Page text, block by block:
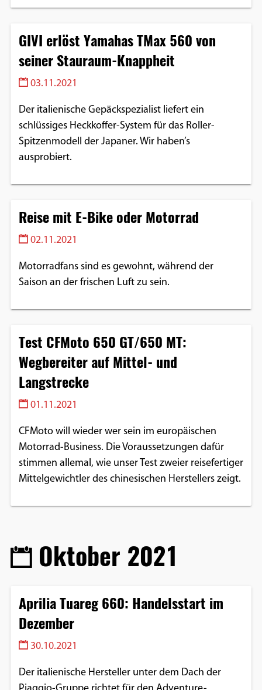
GIVI erlöst Yamahas TMax 560 von
seiner Stauraum-Knappheit
03.11.2021
Der italienische Gepäckspezialist liefert ein
schlüssiges Heckkoffer-System für das Roller-
Spitzenmodell der Japaner. Wir haben’s
ausprobiert.
Reise mit E-Bike oder Motorrad
02.11.2021
Motorradfans sind es gewohnt, während der
Saison an der frischen Luft zu sein.
Test CFMoto 650 GT/650 MT:
Wegbereiter auf Mittel- und
Langstrecke
01.11.2021
CFMoto will wieder wer sein im europäischen
Motorrad-Business. Die Voraussetzungen dafür
stimmen allemal, wie unser Test zweier reisefertiger
Mittelgewichtler des chinesischen Herstellers zeigt.
Oktober 2021
Aprilia Tuareg 660: Handelsstart im
Dezember
30.10.2021
Der italienische Hersteller unter dem Dach der